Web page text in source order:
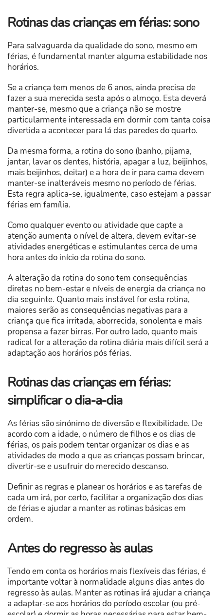
Rotinas das crianças em férias: sono
Para salvaguarda da qualidade do sono, mesmo em
férias, é fundamental manter alguma estabilidade nos
horários.
Se a criança tem menos de 6 anos, ainda precisa de
fazer a sua merecida sesta após o almoço. Esta deverá
manter-se, mesmo que a criança não se mostre
particularmente interessada em dormir com tanta coisa
divertida a acontecer para lá das paredes do quarto.
Da mesma forma, a rotina do sono (banho, pijama,
jantar, lavar os dentes, história, apagar a luz, beijinhos,
mais beijinhos, deitar) e a hora de ir para cama devem
manter-se inalteráveis mesmo no período de férias.
Esta regra aplica-se, igualmente, caso estejam a passar
férias em família.
Como qualquer evento ou atividade que capte a
atenção aumenta o nível de altera, devem evitar-se
atividades energéticas e estimulantes cerca de uma
hora antes do início da rotina do sono.
A alteração da rotina do sono tem consequências
diretas no bem-estar e níveis de energia da criança no
dia seguinte. Quanto mais instável for esta rotina,
maiores serão as consequências negativas para a
criança que fica irritada, aborrecida, sonolenta e mais
propensa a fazer birras. Por outro lado, quanto mais
radical for a alteração da rotina diária mais difícil será a
adaptação aos horários pós férias.
Rotinas das crianças em férias:
simplificar o dia-a-dia
As férias são sinónimo de diversão e flexibilidade. De
acordo com a idade, o número de filhos e os dias de
férias, os pais podem tentar organizar os dias e as
atividades de modo a que as crianças possam brincar,
divertir-se e usufruir do merecido descanso.
Definir as regras e planear os horários e as tarefas de
cada um irá, por certo, facilitar a organização dos dias
de férias e ajudar a manter as rotinas básicas em
ordem.
Antes do regresso às aulas
Tendo em conta os horários mais flexíveis das férias, é
importante voltar à normalidade alguns dias antes do
regresso às aulas. Manter as rotinas irá ajudar a criança
a adaptar-se aos horários do período escolar (ou pré-